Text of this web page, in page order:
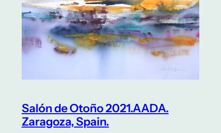
Salón de Otoño 2021.AADA.
Zaragoza, Spain.